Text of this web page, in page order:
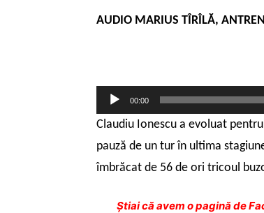
AUDIO MARIUS TÎRÎLĂ,
Player
audio
00:00
Claudiu Ionescu a evoluat
pauză de un tur în ultima
îmbrăcat de 56 de ori tricoul
Ştiai că avem o pagină de